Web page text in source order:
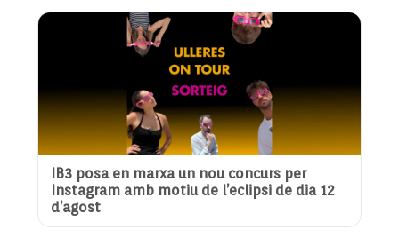
IB3 posa en marxa un nou concurs per
Instagram amb motiu de l’eclipsi de dia 12
d’agost